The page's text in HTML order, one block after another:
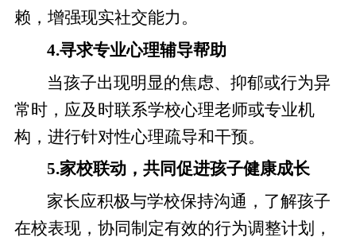
赖，增强现实社交能力。
4.寻求专业心理辅导帮助
当孩子出现明显的焦虑、抑郁或行为异
常时，应及时联系学校心理老师或专业机
构，进行针对性心理疏导和干预。
5.家校联动，共同促进孩子健康成长
家长应积极与学校保持沟通，了解孩子
在校表现，协同制定有效的行为调整计划，